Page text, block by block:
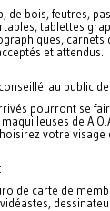
de bois, feutres,
tablettes
carnets
et attendus.
au public
pourront se
de
votre visage
de carte de